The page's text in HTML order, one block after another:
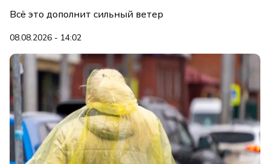
Всё это дополнит сильный ветер
08.08.2026 - 14:02